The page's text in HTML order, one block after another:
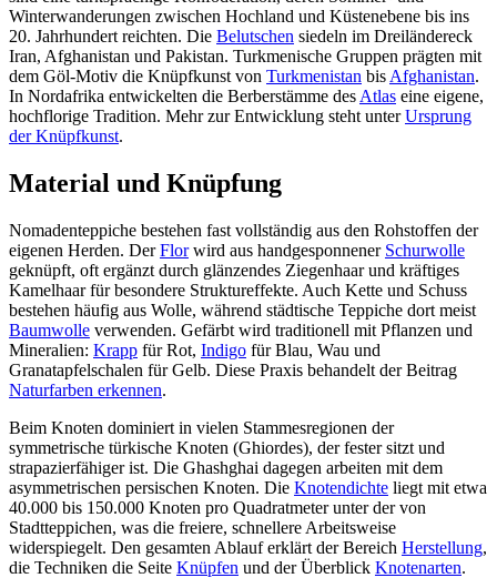
Winterwanderungen zwischen Hochland und Küstenebene bis ins
20. Jahrhundert reichten. Die Belutschen siedeln im Dreiländereck
Iran, Afghanistan und Pakistan. Turkmenische Gruppen prägten mit
dem Göl-Motiv die Knüpfkunst von Turkmenistan bis Afghanistan.
In Nordafrika entwickelten die Berberstämme des Atlas eine eigene,
hochflorige Tradition. Mehr zur Entwicklung steht unterUrsprung
der Knüpfkunst.
Material und Knüpfung
Nomadenteppiche bestehen fast vollständig aus den Rohstoffen der
eigenen Herden. DerFlorwird aus handgesponnener Schurwolle
geknüpft, oft ergänzt durch glänzendes Ziegenhaar und kräftiges
Kamelhaar für besondere Struktureffekte. Auch Kette und Schuss
bestehen häufig aus Wolle, während städtische Teppiche dort meist
Baumwolle verwenden. Gefärbt wird traditionell mit Pflanzen und
Mineralien: Krapp für Rot, Indigo für Blau, Wau und
Granatapfelschalen für Gelb. Diese Praxis behandelt der Beitrag
Naturfarben erkennen.
Beim Knoten dominiert in vielen Stammesregionen der
symmetrische türkische Knoten (Ghiordes), der fester sitzt und
strapazierfähiger ist. Die Ghashghai dagegen arbeiten mit dem
asymmetrischen persischen Knoten. Die Knotendichte liegt mit etwa
40.000 bis 150.000 Knoten pro Quadratmeter unter der von
Stadtteppichen, was die freiere, schnellere Arbeitsweise
widerspiegelt. Den gesamten Ablauf erklärt der Bereich Herstellung,
die Techniken die Seite Knüpfen und der Überblick Knotenarten.